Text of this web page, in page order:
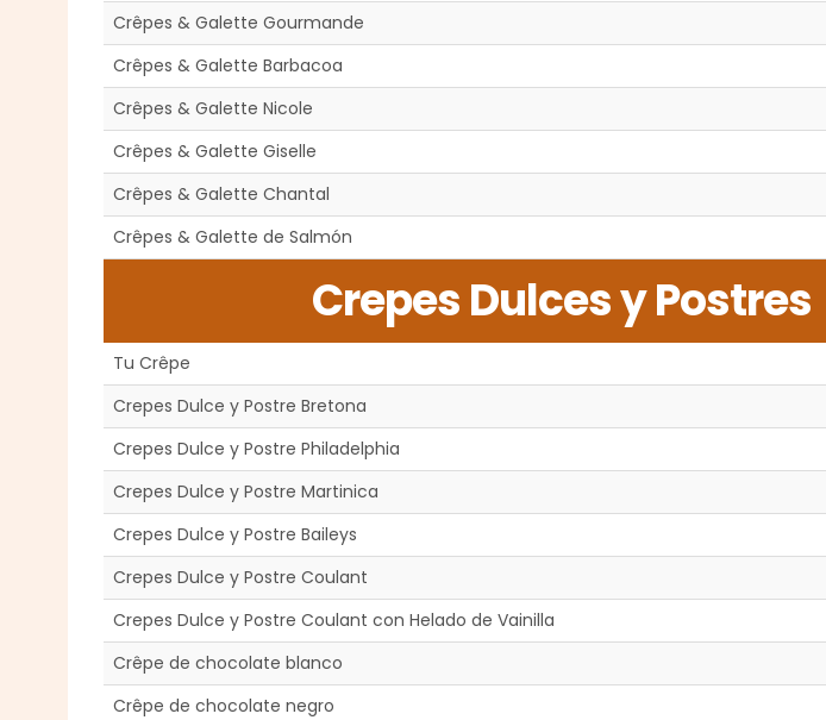
Crêpes & Galette Gourmande
Crêpes & Galette Barbacoa
Crêpes & Galette Nicole
Crêpes & Galette Giselle
Crêpes & Galette Chantal
Crêpes & Galette de Salmón
Crepes Dulces y Postres
Tu Crêpe
Crepes Dulce y Postre Bretona
Crepes Dulce y Postre Philadelphia
Crepes Dulce y Postre Martinica
Crepes Dulce y Postre Baileys
Crepes Dulce y Postre Coulant
Crepes Dulce y Postre Coulant con Helado de Vainilla
Crêpe de chocolate blanco
Crêpe de chocolate negro